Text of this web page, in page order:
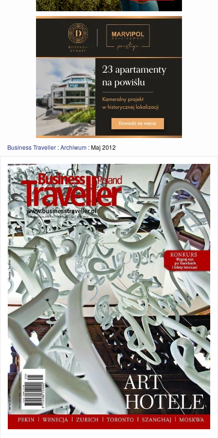
Business Traveller :Archiwum :Maj 2012